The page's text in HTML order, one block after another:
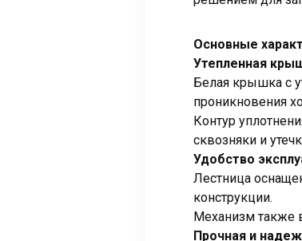
Основные
Утепленная
Белая крышка с
проникновения
Контур
сквозняки и
Удобство
Лестница
конструкции.
Механизм также
Прочная и